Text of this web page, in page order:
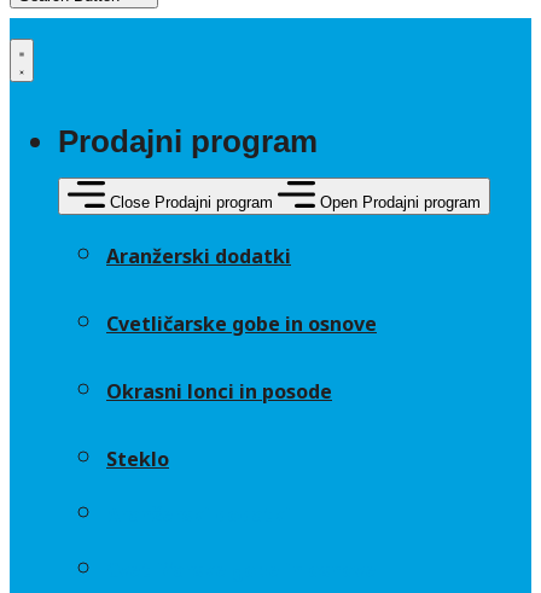
Prodajni program
Close Prodajni program Open Prodajni program
Aranžerski dodatki
Cvetličarske gobe in osnove
Okrasni lonci in posode
Steklo